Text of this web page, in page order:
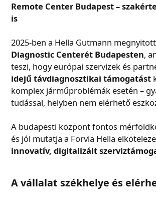
Remote Center Budapest –
is
2025-ben a Hella Gutmann
Diagnostic Centerét Budapesten,
teszi, hogy európai szervizek és
idejű távdiagnosztikai támogatást
komplex járműproblémák esetén –
tudással, helyben nem elérhető
A budapesti központ fontos
és jól mutatja a Forvia Hella
innovatív, digitalizált
A vállalat székhelye és